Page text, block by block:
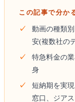
この記事で分か
動画の種類
安(複数社の
特急料金の
身
短納期を実
窓口、ジア